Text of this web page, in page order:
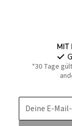
Mit
*30 Tage
Deine E-